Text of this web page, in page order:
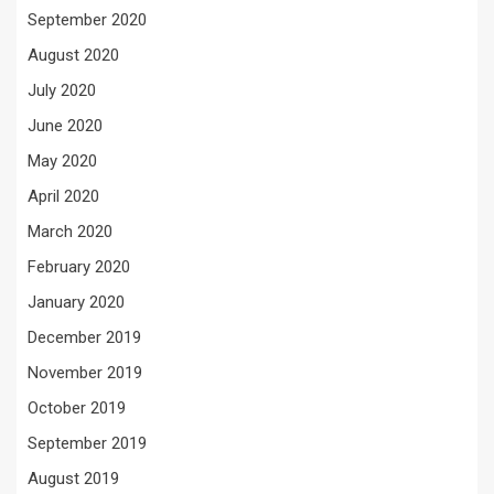
September 2020
August 2020
July 2020
June 2020
May 2020
April 2020
March 2020
February 2020
January 2020
December 2019
November 2019
October 2019
September 2019
August 2019